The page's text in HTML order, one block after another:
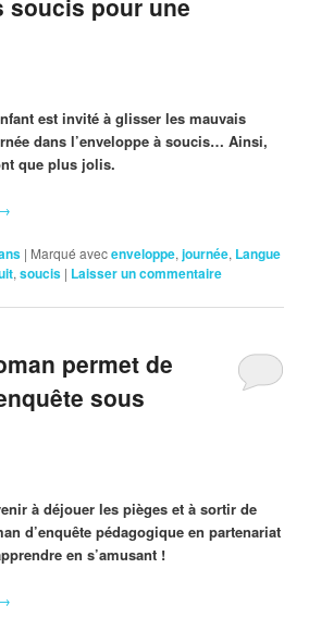
est invité à glisser les mauvais
dans l’enveloppe à soucis… Ainsi,
que plus jolis.
| Marqué avecenveloppe,journée, Langue
,soucis | Laisser un commentaire
permet de
sous
à déjouer les pièges et à sortir de
d’enquête pédagogique en partenariat
en s’amusant !